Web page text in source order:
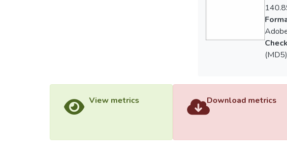
View metrics Download metrics